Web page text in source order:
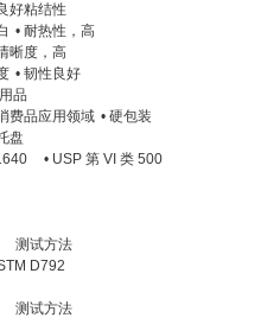
好粘结性
• 耐热性，高
晰度，高
• 韧性良好
品
费品应用领域 • 硬包装
盘
• USP 第 VI 类 500
测试方法
D792
测试方法